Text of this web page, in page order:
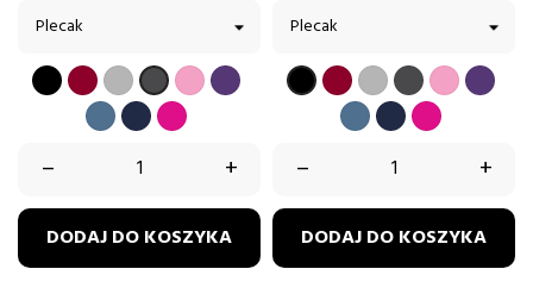
CZARNYBORDOWY
SZARYGRAFITPUDROWYFIOLETOWY
BŁĘKITNYGRANATOWY
FUKSJA
– +
DODAJ DO KOSZYKA
CZARNYBORDOWY
SZARYGRAFIT
BŁĘKITNYGRANATOWY
FUKSJA
– +
DODAJ DO KOSZYKA